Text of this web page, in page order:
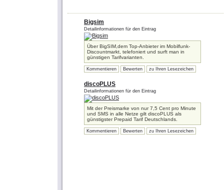
Bigsim
Detailinformationen für den Eintrag
Über BigSIM,dem Top-Anbieter im Mobilfunk-
Discountmarkt, telefoniert und surft man in
günstigen Tarifvarianten.
Kommentieren Bewerten zu Ihren Lesezeichen
discoPLUS
Detailinformationen für den Eintrag
Mit der Preismarke von nur 7,5 Cent pro Minute
und SMS in alle Netze gilt discoPLUS als
günstigster Prepaid Tarif Deutschlands.
Kommentieren Bewerten zu Ihren Lesezeichen